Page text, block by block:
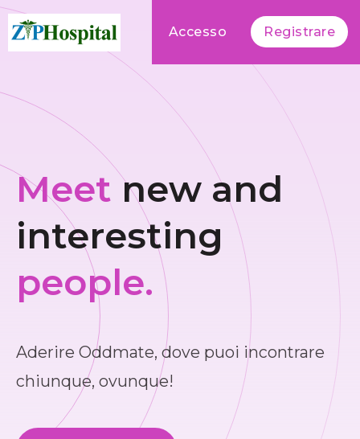
Accesso Registrare
Meet new and
interesting
people.
Aderire Oddmate, dove puoi incontrare
chiunque, ovunque!